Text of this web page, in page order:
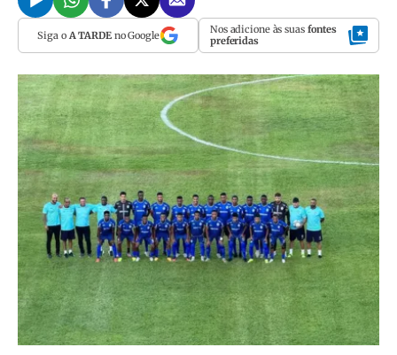
Siga o A TARDEno Google Nos adicione às suas fontes
preferidas